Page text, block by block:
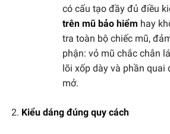
có cấu tạo đầy đủ điều
trên mũ bảo hiểm hay
tra toàn bộ chiếc mũ,
phận: vỏ mũ chắc chắn
lõi xốp dày và phần quai
mở.
Kiểu dáng đúng quy cách